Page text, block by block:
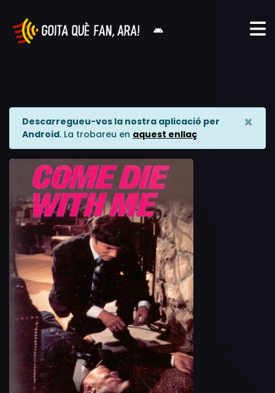
Descarregueu-vos la nostra aplicació per
Android. La trobareu en aquest enllaç
×